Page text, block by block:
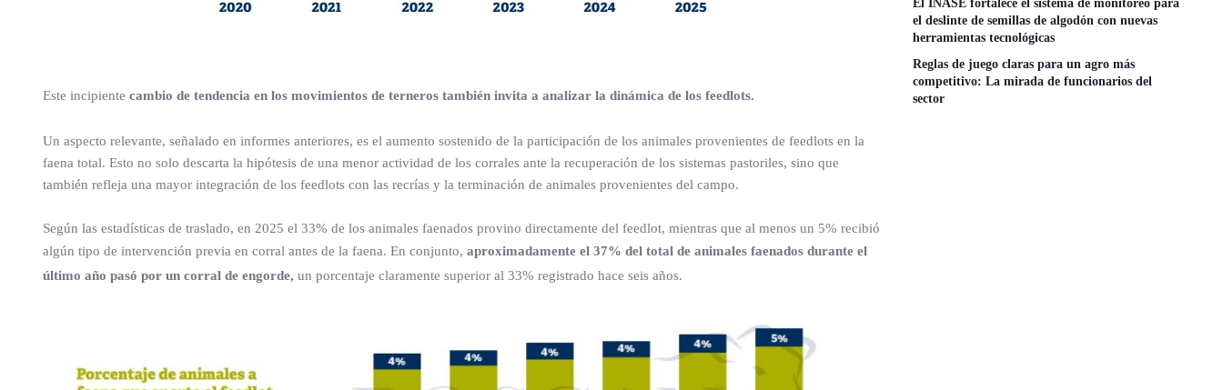
Este incipiente cambio de tendencia en los movimientos de terneros también invita a analizar la dinámica de los feedlots.
Un aspecto relevante, señalado en informes anteriores, es el aumento sostenido de la participación de los animales provenientes de feedlots en la
faena total. Esto no solo descarta la hipótesis de una menor actividad de los corrales ante la recuperación de los sistemas pastoriles, sino que
también refleja una mayor integración de los feedlots con las recrías y la terminación de animales provenientes del campo.
Según las estadísticas de traslado, en 2025 el 33% de los animales faenados provino directamente del feedlot, mientras que al menos un 5% recibió
algún tipo de intervención previa en corral antes de la faena. En conjunto, aproximadamente el 37% del total de animales faenados durante el
último año pasó por un corral de engorde, un porcentaje claramente superior al 33% registrado hace seis años.
El INASE fortalece el sistema de monitoreo para
el deslinte de semillas de algodón con nuevas
herramientas tecnológicas
Reglas de juego claras para un agro más
competitivo: La mirada de funcionarios del
sector